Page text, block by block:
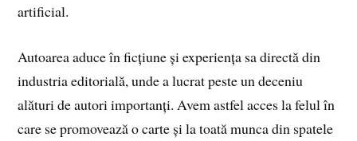
artificial.
Autoarea aduce în ficțiune și experiența sa directă din
industria editorială, unde a lucrat peste un deceniu
alături de autori importanți. Avem astfel acces la felul în
care se promovează o carte și la toată munca din spatele